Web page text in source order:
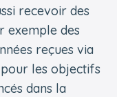
recevoir des
exemple des
reçues via
les objectifs
dans la